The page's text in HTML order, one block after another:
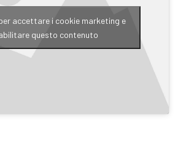
accettare i cookie marketing e
questo contenuto